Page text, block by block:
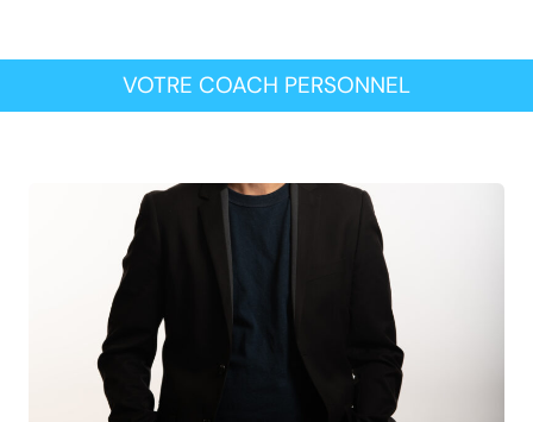
VOTRE COACH PERSONNEL